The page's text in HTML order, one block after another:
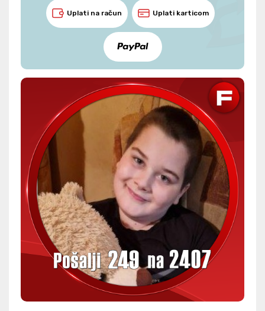
Uplati na račun Uplati karticom